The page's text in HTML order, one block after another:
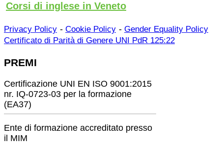
Corsi di inglese in Veneto
Privacy Policy - Cookie Policy - Gender Equality Policy
Certificato di Parità di Genere UNI PdR 125:22
PREMI
Certificazione UNI EN ISO 9001:2015
nr. IQ-0723-03 per la formazione
(EA37)
Ente di formazione accreditato presso
il MIM